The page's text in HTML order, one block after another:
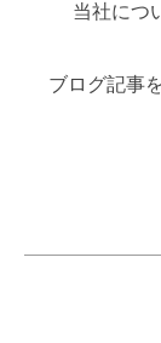
当社につ
ブログ記事